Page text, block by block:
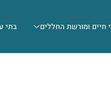
חיים ומורשת החללים בתי